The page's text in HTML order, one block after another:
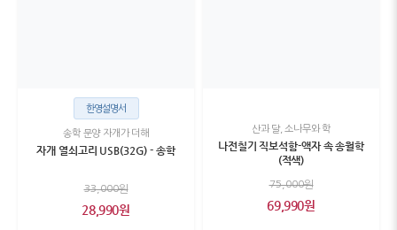
한영설명서
송학 문양 자개가 더해
자개 열쇠고리 USB(32G) - 송학
33,000원
28,990원
산과 달, 소나무와 학
나전칠기 직보석함-액자 속 송월학
(적색)
75,000원
69,990원